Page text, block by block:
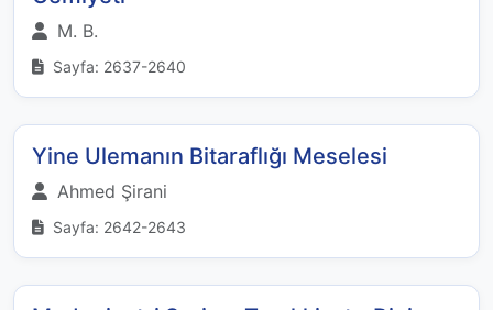
M. B.
Sayfa: 2637-2640
Yine Ulemanın Bitaraflığı Meselesi
Ahmed Şirani
Sayfa: 2642-2643